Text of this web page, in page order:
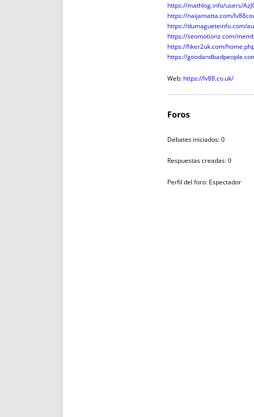
https://mathlog.info/users/
https://naijamatta.com/
https://dumagueteinfo.com/
https://seomotionz.com/
https://hker2uk.com/
https://
Web: https://lv88.co.uk/
Foros
Debates iniciados: 0
Respuestas creadas: 0
Perfil del foro: Espectador